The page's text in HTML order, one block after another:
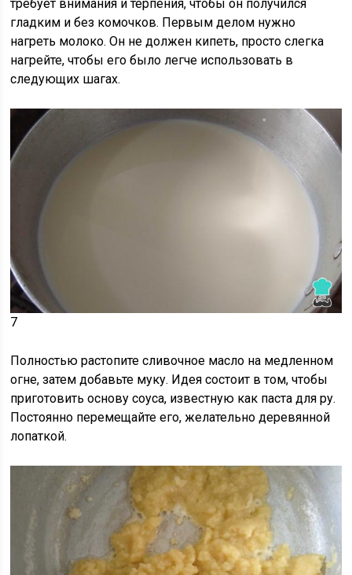
требует внимания и терпения, чтобы он получился
гладким и без комочков. Первым делом нужно
нагреть молоко. Он не должен кипеть, просто слегка
нагрейте, чтобы его было легче использовать в
следующих шагах.
7
Полностью растопите сливочное масло на медленном
огне, затем добавьте муку. Идея состоит в том, чтобы
приготовить основу соуса, известную как паста для ру.
Постоянно перемещайте его, желательно деревянной
лопаткой.